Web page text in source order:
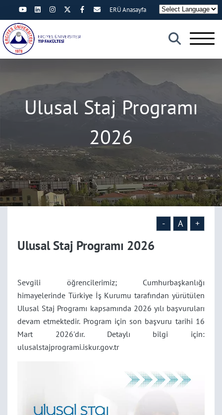
×
ERÜ Anasayfa
Ulusal Staj Programı
2026
- A +
Ulusal Staj Programı 2026
Sevgili öğrencilerimiz; Cumhurbaşkanlığı
himayelerinde Türkiye İş Kurumu tarafından yürütülen
Ulusal Staj Programı kapsamında 2026 yılı başvuruları
devam etmektedir. Program için son başvuru tarihi 16
Mart 2026'dır. Detaylı bilgi için:
ulusalstajprogrami.iskur.gov.tr